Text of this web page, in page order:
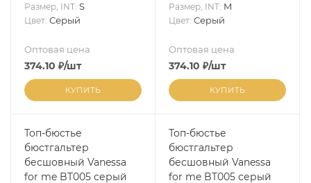
Размер, INT: S
Цвет: Серый
Оптовая цена
374.10 ₽/шт
КУПИТЬ
Размер, INT: M
Цвет: Серый
Оптовая цена
374.10 ₽/шт
КУПИТЬ
Топ-бюстье
бюстгальтер
бесшовный Vanessa
for me BT005 серый
Топ-бюстье
бюстгальтер
бесшовный Vanessa
for me BT005 серый